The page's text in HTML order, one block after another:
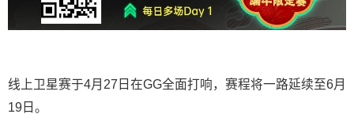
线上卫星赛于4月27日在GG全面打响，赛程将一路延续至6月
19日。